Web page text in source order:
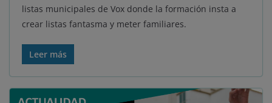
listas municipales de Vox donde la formación insta a
crear listas fantasma y meter familiares.
Leer más